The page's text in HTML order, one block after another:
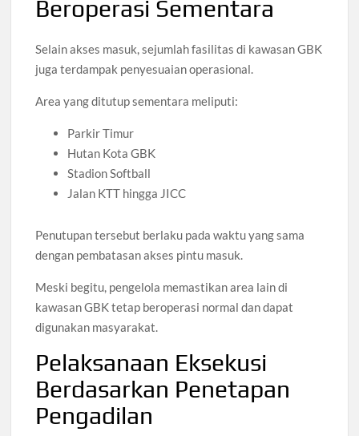
Beroperasi Sementara
Selain akses masuk, sejumlah fasilitas di kawasan GBK
juga terdampak penyesuaian operasional.
Area yang ditutup sementara meliputi:
Parkir Timur
Hutan Kota GBK
Stadion Softball
Jalan KTT hingga JICC
Penutupan tersebut berlaku pada waktu yang sama
dengan pembatasan akses pintu masuk.
Meski begitu, pengelola memastikan area lain di
kawasan GBK tetap beroperasi normal dan dapat
digunakan masyarakat.
Pelaksanaan Eksekusi
Berdasarkan Penetapan
Pengadilan